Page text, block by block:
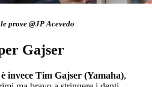
prove @JP Acevedo
Gajser
invece Tim Gajser (Yamaha),